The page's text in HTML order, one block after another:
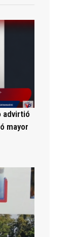
advirtió
mayor